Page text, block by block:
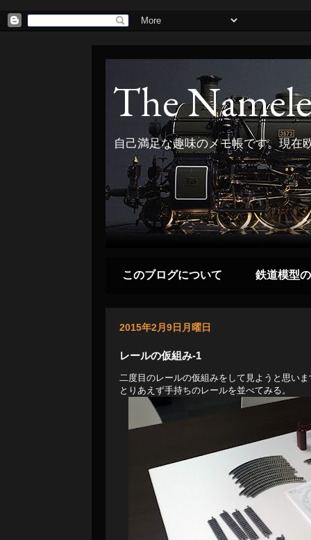
The
自己満足な趣味のメモ帳です。現在
このブログについて 鉄道模型
2015年2月9日月曜日
レールの仮組み-1
二度目のレールの仮組みをして見ようと思いま
とりあえず手持ちのレールを並べてみる。